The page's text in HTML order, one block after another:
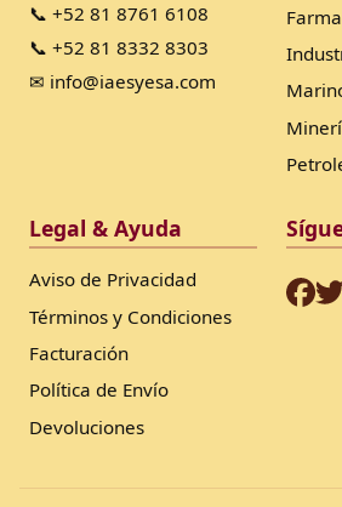
📞 +52 81 8761 6108
📞 +52 81 8332 8303
✉ info@iaesyesa.com
Legal & Ayuda
Aviso de Privacidad
Términos y Condiciones
Facturación
Política de Envío
Devoluciones